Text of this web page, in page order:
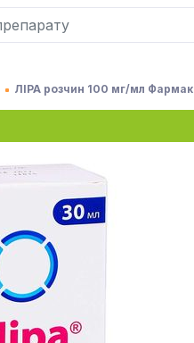
ЛІРА розчин 100 мг/мл Фармак